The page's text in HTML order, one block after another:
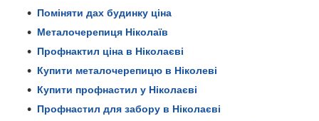
Поміняти дах будинку ціна
Металочерепиця Ніколаїв
Профнактил ціна в Ніколаєві
Купити металочерепицю в Ніколеві
Купити профнастил у Ніколаєві
Профнастил для забору в Ніколаєві